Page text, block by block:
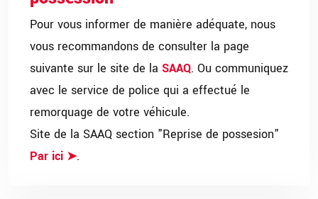
Pour vous informer de manière adéquate, nous
vous recommandons de consulter la page
suivante sur le site de la SAAQ. Ou communiquez
avec le service de police qui a effectué le
remorquage de votre véhicule.
Site de la SAAQ section "Reprise de possesion"
Par ici ➤.